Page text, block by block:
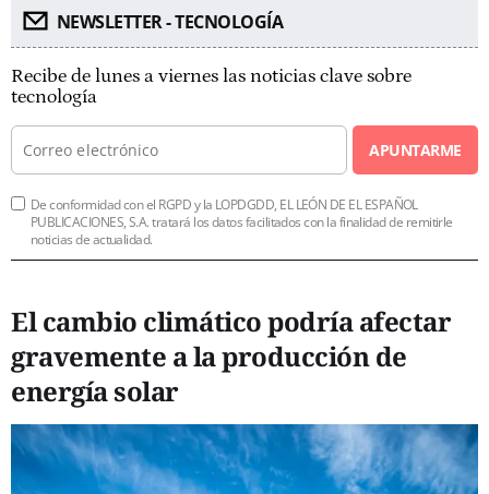
NEWSLETTER - TECNOLOGÍA
Recibe de lunes a viernes las noticias clave sobre
tecnología
APUNTARME
De conformidad con el RGPD y la LOPDGDD, EL LEÓN DE EL ESPAÑOL
PUBLICACIONES, S.A. tratará los datos facilitados con la finalidad de remitirle
noticias de actualidad.
El cambio climático podría afectar
gravemente a la producción de
energía solar